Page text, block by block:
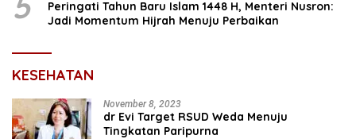
Peringati Tahun Baru Islam 1448 H, Menteri Nusron:
Jadi Momentum Hijrah Menuju Perbaikan
KESEHATAN
November 8, 2023
dr Evi Target RSUD Weda Menuju
Tingkatan Paripurna